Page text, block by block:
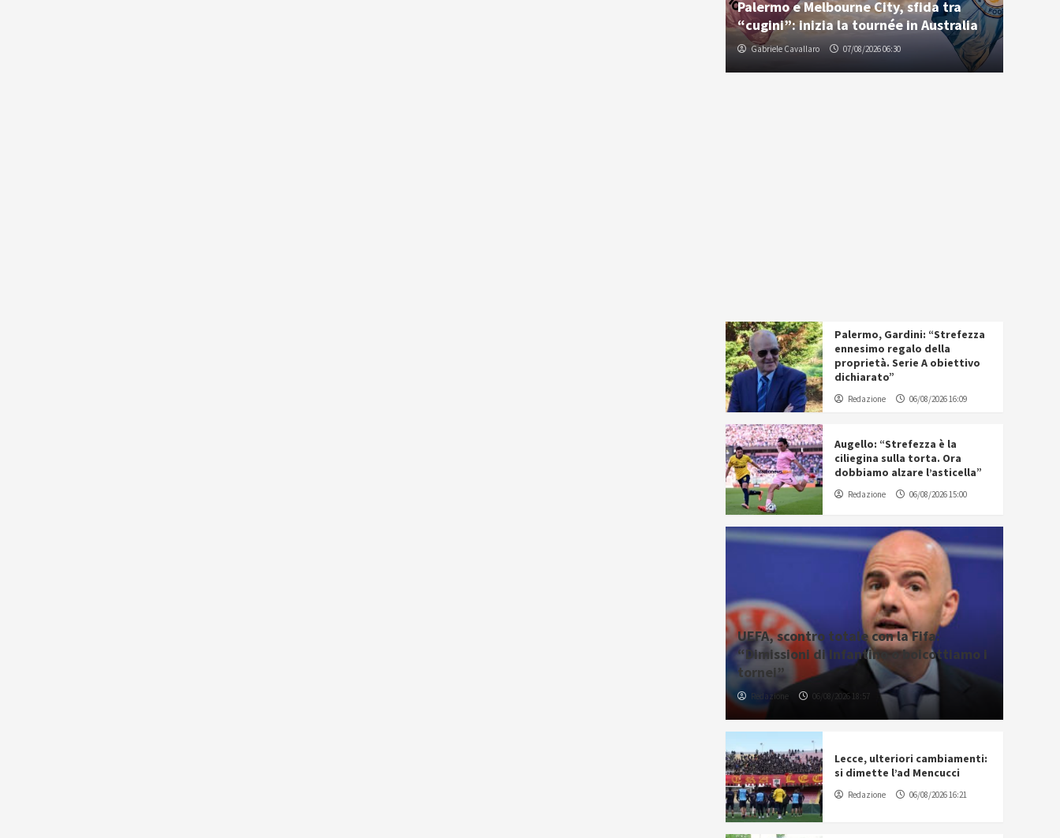
Palermo e Melbourne City, sfida tra
“cugini”: inizia la tournée in Australia
Gabriele Cavallaro 07/08/2026 06:30
Palermo, Gardini: “Strefezza
ennesimo regalo della
proprietà. Serie A obiettivo
dichiarato”
Redazione 06/08/2026 16:09
Augello: “Strefezza è la
ciliegina sulla torta. Ora
dobbiamo alzare l’asticella”
Redazione 06/08/2026 15:00
UEFA, scontro totale con la Fifa:
“Dimissioni di Infantino o boicottiamo i
tornei”
Redazione 06/08/2026 18:57
Lecce, ulteriori cambiamenti:
si dimette l’ad Mencucci
Redazione 06/08/2026 16:21